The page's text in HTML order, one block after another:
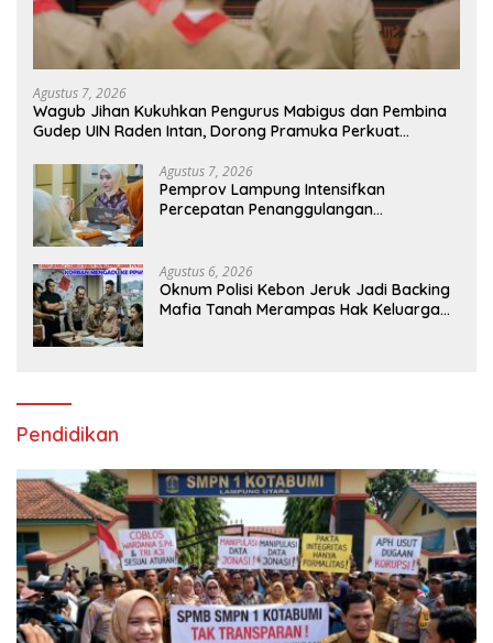
Agustus 7, 2026
Wagub Jihan Kukuhkan Pengurus Mabigus dan Pembina
Gudep UIN Raden Intan, Dorong Pramuka Perkuat
Agustus 7, 2026
Pemprov Lampung Intensifkan
Percepatan Penanggulangan
Agustus 6, 2026
Oknum Polisi Kebon Jeruk Jadi Backing
Mafia Tanah Merampas Hak Keluarga
Pendidikan